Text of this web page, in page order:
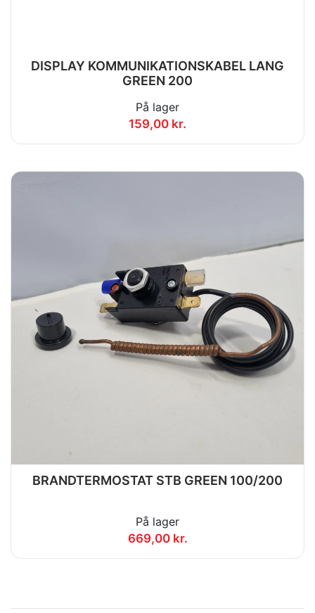
DISPLAY KOMMUNIKATIONSKABEL LANG
GREEN 200
På lager
159,00 kr.
BRANDTERMOSTAT STB GREEN 100/200
På lager
669,00 kr.